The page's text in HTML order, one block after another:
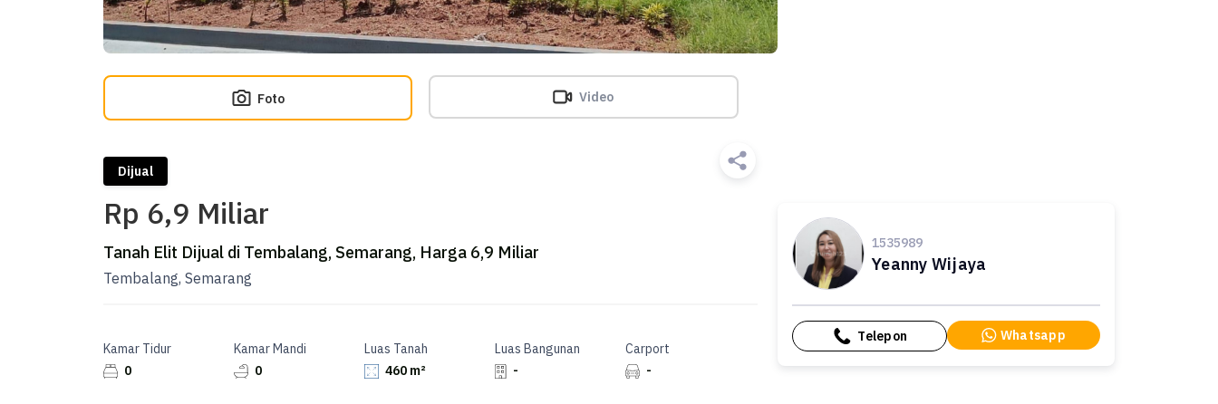
Foto Video
Dijual
Rp 6,9 Miliar
Tanah Elit Dijual di Tembalang, Semarang, Harga 6,9 Miliar
Tembalang, Semarang
Kamar Tidur
0
Kamar Mandi
0
Luas Tanah
460 m²
Luas Bangunan
-
Carport
-
1535989
Yeanny Wijaya
Telepon Whatsapp